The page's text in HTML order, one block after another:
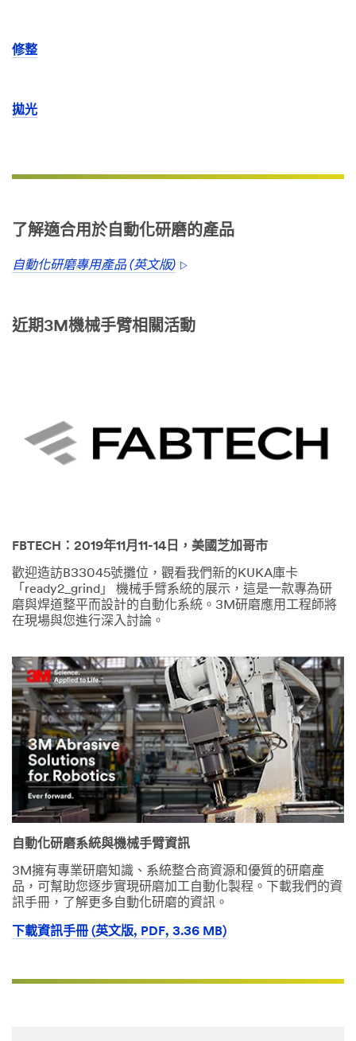
修整
拋光
了解適合用於自動化研磨的產品
自動化研磨專用產品 (英文版)
近期3M機械手臂相關活動
FBTECH：2019年11月11-14日，美國芝加哥市
歡迎造訪B33045號攤位，觀看我們新的KUKA庫卡
「ready2_grind」 機械手臂系統的展示，這是一款專為研
磨與焊道整平而設計的自動化系統。3M研磨應用工程師將
在現場與您進行深入討論。
自動化研磨系統與機械手臂資訊
3M擁有專業研磨知識、系統整合商資源和優質的研磨產
品，可幫助您逐步實現研磨加工自動化製程。下載我們的資
訊手冊，了解更多自動化研磨的資訊。
下載資訊手冊 (英文版, PDF, 3.36 MB)